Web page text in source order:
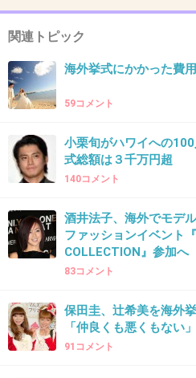
34. 匿名2015/07/23(木) 08:38:08
主さん1人でもいいのなら
約したらいいんじゃない？
グアムで挙式しました！
が友人2
人と母の友人2人が旅費
お願いしました。
2012年の12月でしたが、
関連トピック
海外挙式にかかった費
59コメント
小栗旬がハワイへの
式総額は３千万円超
140コメント
酒井法子、海外でモデ
ファッションイベント
COLLECTION』参加へ
83コメント
保田圭、辻希美を海外
「仲良くも悪くもない」
91コメント